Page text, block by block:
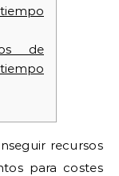
de
recursos
para costes